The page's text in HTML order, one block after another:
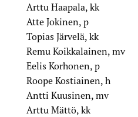
Arttu Haapala, kk
Atte Jokinen, p
Topias Järvelä, kk
Remu Koikkalainen, mv
Eelis Korhonen, p
Roope Kostiainen, h
Antti Kuusinen, mv
Arttu Mättö, kk